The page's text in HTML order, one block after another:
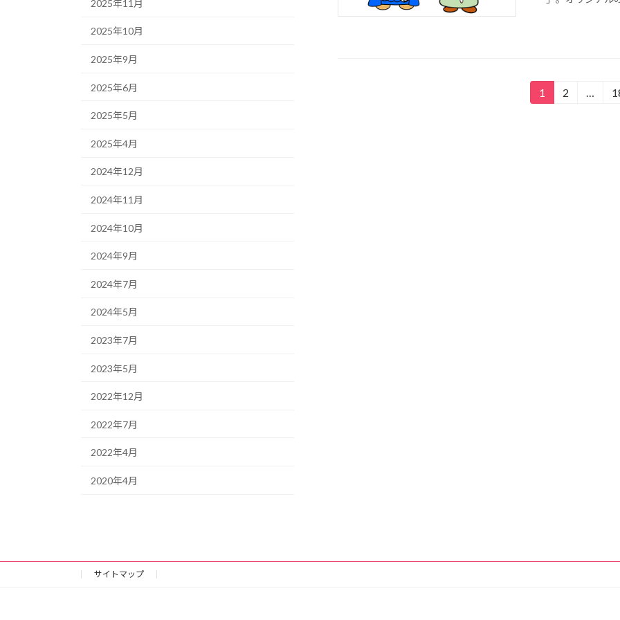
固
1
固
2 …
2025年11月
2025年10月
2025年9月
2025年6月
2025年5月
2025年4月
2024年12月
2024年11月
2024年10月
2024年9月
2024年7月
2024年5月
2023年7月
2023年5月
2022年12月
2022年7月
2022年4月
2020年4月
サイトマップ